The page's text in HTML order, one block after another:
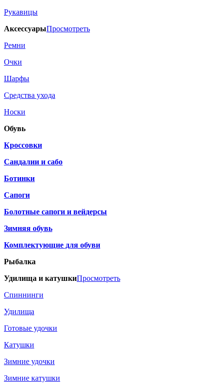
Рукавицы
АксессуарыПросмотреть
Ремни
Очки
Шарфы
Средства ухода
Носки
Обувь
Кроссовки
Сандалии и сабо
Ботинки
Сапоги
Болотные сапоги и вейдерсы
Зимняя обувь
Комплектующие для обуви
Рыбалка
Удилища и катушкиПросмотреть
Спиннинги
Удилища
Готовые удочки
Катушки
Зимние удочки
Зимние катушки